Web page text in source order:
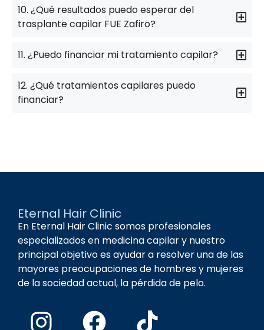
10. ¿Qué resultados puedo esperar del
trasplante capilar FUE Zafiro?
11. ¿Puedo financiar mi tratamiento capilar?
12. ¿Qué tratamientos capilares puedo
financiar?
Eternal Hair Clinic
En Eternal Hair Clinic somos profesionales
especializados en medicina capilar y nuestro
principal objetivo es ayudar a resolver una de las
mayores preocupaciones de hombres y mujeres
de la sociedad actual, la pérdida de pelo.